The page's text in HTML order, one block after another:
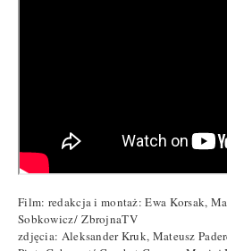
Film: redakcja i montaż: Ewa Korsak,
Sobkowicz/ZbrojnaTV
zdjęcia: Aleksander Kruk, Mateusz